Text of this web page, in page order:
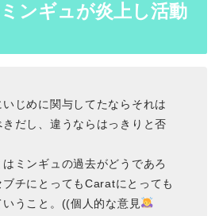
ンギュが炎上し活動
じめに関与してたならそれは
だし、違うならはっきりと否
ミンギュの過去がどうであろ
チにとってもCaratにとっても
うこと。((個人的な意見